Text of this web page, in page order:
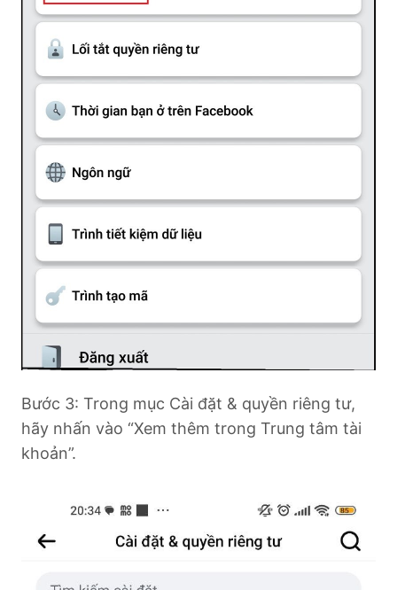
Bước 3: Trong mục Cài đặt & quyền riêng tư,
hãy nhấn vào “Xem thêm trong Trung tâm tài
khoản”.